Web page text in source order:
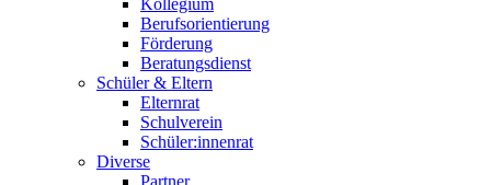
Kollegium
Berufsorientierung
Förderung
Beratungsdienst
Schüler & Eltern
Elternrat
Schulverein
Schüler:innenrat
Diverse
Partner